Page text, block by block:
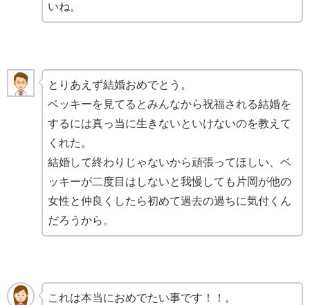
いね。
とりあえず結婚おめでとう。
ベッキーを見てるとみんなから祝福される結婚を
するには真っ当に生きないといけないのを教えて
くれた。
結婚して終わりじゃないから頑張ってほしい、ベ
ッキーが二度目はしないと我慢しても片岡が他の
女性と仲良くしたら初めて過去の過ちに気付くん
だろうから。
これは本当におめでたい事です！！。